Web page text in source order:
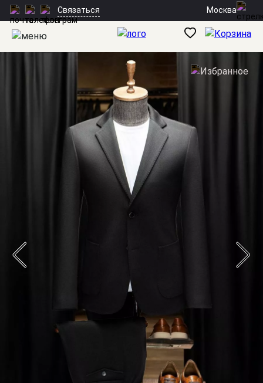
Связаться Москва